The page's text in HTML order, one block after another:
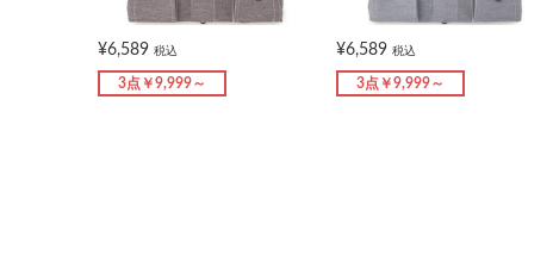
¥6,589 税込
3点￥9,999～
¥6,589 税込
3点￥9,999～